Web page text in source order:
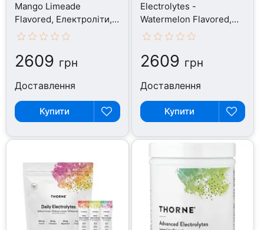
Mango Limeade
Flavored, Електроліти,
30 шт
2609 грн
Доставлення
Купити
Electrolytes -
Watermelon Flavored,
Електроліти, 30 шт
2609 грн
Доставлення
Купити